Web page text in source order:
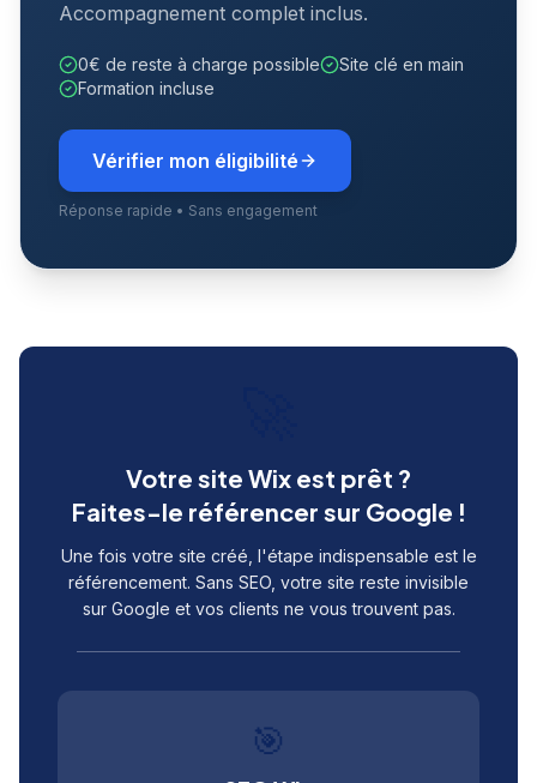
Accompagnement complet inclus.
0€ de reste à charge possible
Site clé en main
Formation incluse
Vérifier mon éligibilité
Réponse rapide • Sans engagement
Votre site Wix est prêt ?
Faites-le référencer sur Google !
Une fois votre site créé, l'étape indispensable est le
référencement. Sans SEO, votre site reste invisible
sur Google et vos clients ne vous trouvent pas.
🎯